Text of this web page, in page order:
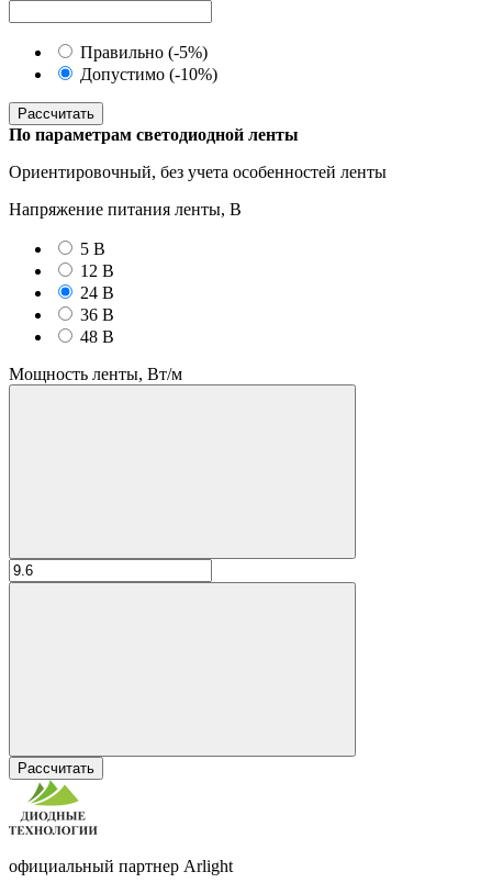
Правильно (-5%)
Допустимо (-10%)
Рассчитать
По параметрам светодиодной ленты
Ориентировочный, без учета особенностей ленты
Напряжение питания ленты, В
5 В
12 В
24 В
36 В
48 В
Мощность ленты, Вт/м
Рассчитать
официальный партнер Arlight